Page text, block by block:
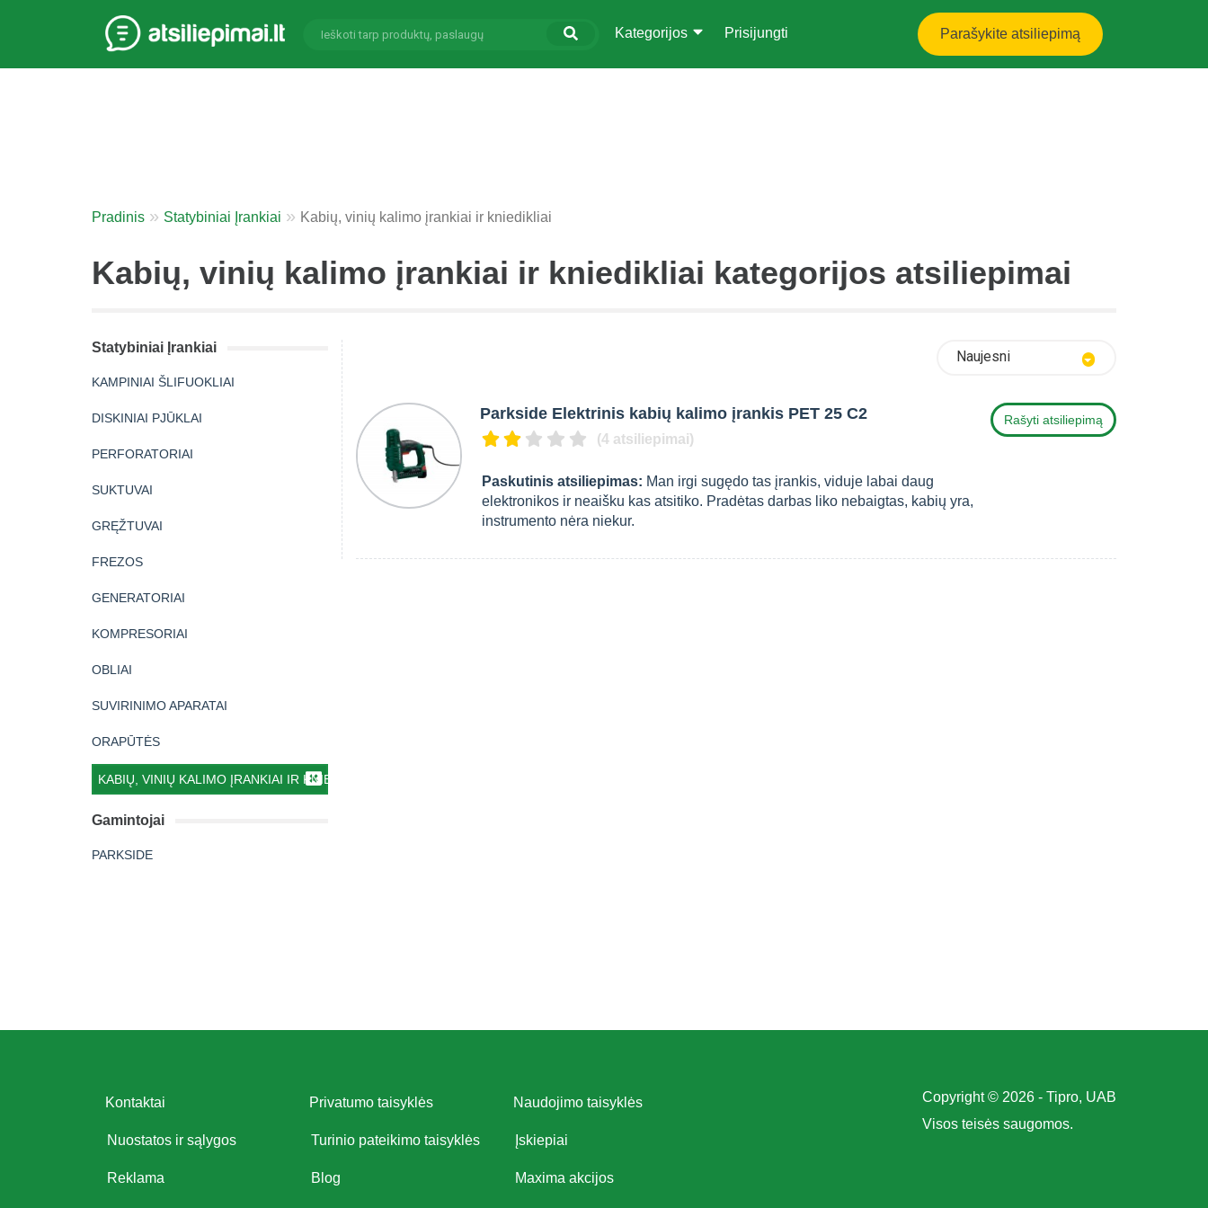
Parašykite atsiliepimą
Kategorijos Prisijungti
Pradinis Statybiniai Įrankiai Kabių, vinių kalimo įrankiai ir kniedikliai
Kabių, vinių kalimo įrankiai ir kniedikliai kategorijos atsiliepimai
Statybiniai Įrankiai
KAMPINIAI ŠLIFUOKLIAI
DISKINIAI PJŪKLAI
PERFORATORIAI
SUKTUVAI
GRĘŽTUVAI
FREZOS
GENERATORIAI
KOMPRESORIAI
OBLIAI
SUVIRINIMO APARATAI
ORAPŪTĖS
KABIŲ, VINIŲ KALIMO ĮRANKIAI IR KNIEDIKLIAI
Gamintojai
PARKSIDE
Naujesni
Parkside Elektrinis kabių kalimo įrankis PET 25 C2
(4 atsiliepimai)
Paskutinis atsiliepimas: Man irgi sugędo tas įrankis, viduje labai daug
elektronikos ir neaišku kas atsitiko. Pradėtas darbas liko nebaigtas, kabių yra,
instrumento nėra niekur.
Rašyti atsiliepimą
Kontaktai Privatumo taisyklės Naudojimo taisyklės
Nuostatos ir sąlygos Turinio pateikimo taisyklės Įskiepiai
Reklama Blog Maxima akcijos
Copyright © 2026 - Tipro, UAB
Visos teisės saugomos.